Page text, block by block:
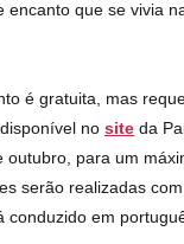
encanto que se vivia
é gratuita, mas
nosite da
outubro, para um
serão realizadas
em